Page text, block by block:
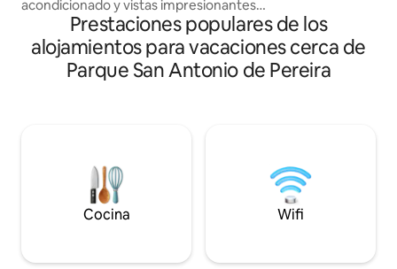
acondicionado y vistas impresionantes
de la ciudad: el mejor refugio para la
elegancia, la comodidad y la vibrante
vida nocturna. Ubicado en El Poblado, a
pocos pasos de los restaurantes, bares
alta velocidad, cocina,
lavadora/secadora, gimnasio, sauna,
piscina y bares, restaurantes y galerías
en el lugar.
Guatapé,
ofrece
panorámicas,
y el entorno
recargar
simplemente
abrazo de la
Prestaciones populares de los
alojamientos para vacaciones cerca de
Parque San Antonio de Pereira
Cocina Wifi